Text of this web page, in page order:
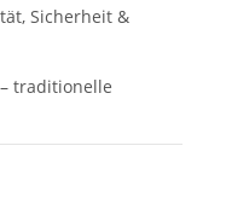
Sicherheit &
traditionelle